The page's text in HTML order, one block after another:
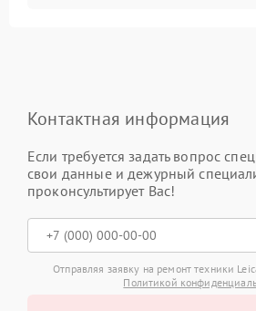
Контактная информация
Если требуется задать вопрос
свои данные и дежурный
проконсультирует Вас!
Отправляя заявку на ремонт техники
Политикой